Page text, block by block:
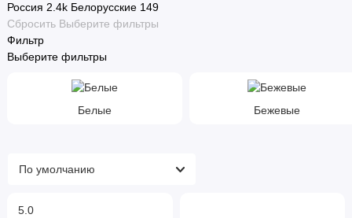
Россия 2.4k Белорусские 149
Сбросить Выберите фильтры
Фильтр
Выберите фильтры
Белые Бежевые
5.0